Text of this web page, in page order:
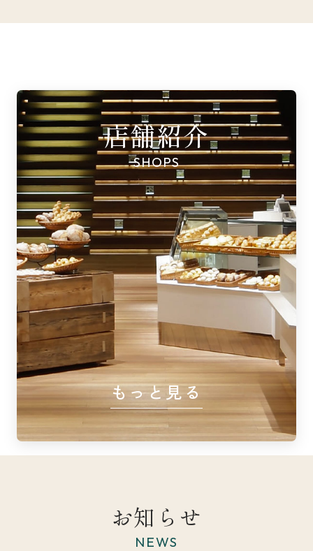
店舗紹介
SHOPS
もっと見る
お知らせ
NEWS